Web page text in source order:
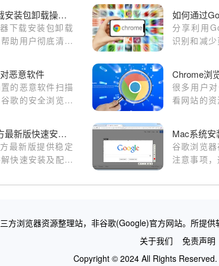
Chrome浏览器下载安装包卸载操作详解
下载安装包卸载
助用户彻底清理
分享利用
识别和减
恶意软件
的恶意软件扫描
歌的安全浏览技
很多用户
看网站的
Chrome浏览器官方最新版快速安装及配置方法教程
最新版提供稳定
快速安装及配置
谷歌浏览
注意事项
并提升使用
方浏览器资源整理站，非谷歌(Google)官方网站。所提
关于我们
免责声明
Copyright © 2024 All Rights Reserved.